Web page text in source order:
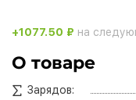
+1077.50 ₽ на
О товаре
Зарядов: